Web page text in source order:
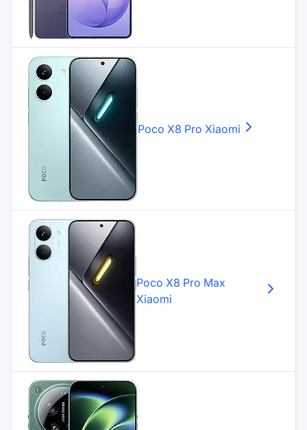
Poco X8 Pro Xiaomi
Poco X8 Pro Max
Xiaomi